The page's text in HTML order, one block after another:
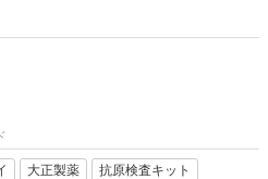
大正製薬 抗原検査キット